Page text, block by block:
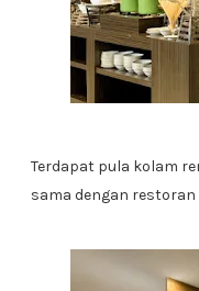
Terdapat pula kolam
sama dengan